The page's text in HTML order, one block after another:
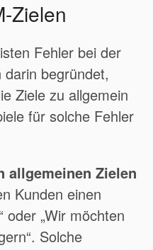
Zielen
Fehler bei der
begründet,
Ziele zu allgemein
für solche Fehler
allgemeinen Zielen
Kunden einen
oder „Wir möchten
Solche